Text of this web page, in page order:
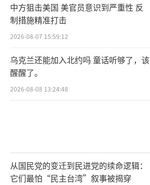
中方狙击美国 美官员意识到严重性 反
制措施精准打击
2026-08-07 15:59:12
乌克兰还能加入北约吗 童话听够了，该
醒醒了。
2026-08-08 13:24:48
从国民党的变迁到民进党的续命逻辑：
它们最怕“民主台湾”叙事被揭穿